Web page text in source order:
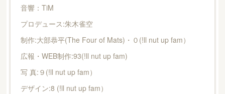
音響：TiM
プロデュース:朱木雀空
制作:大部恭平(The Four of Mats)・０(!ll nut up fam）
広報・WEB制作:93(!ll nut up fam)
写 真:９(!ll nut up fam）
デザイン:8 (!ll nut up fam）